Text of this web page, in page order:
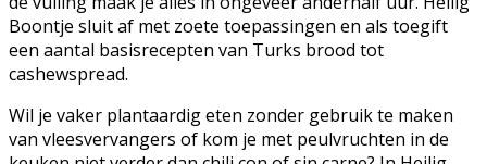
Boontje sluit af met zoete toepassingen en als toegift
een aantal basisrecepten van Turks brood tot
cashewspread.
Wil je vaker plantaardig eten zonder gebruik te maken
van vleesvervangers of kom je met peulvruchten in de